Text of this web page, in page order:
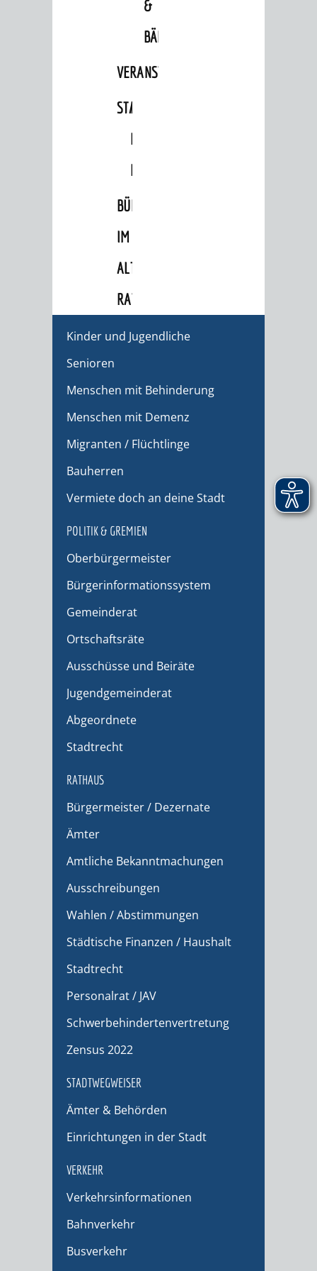
&
BÄDER
VERANSTALTUNGSRÄUME
STADTHALLE
ROLF-
ENGELBRECHT-
HAUS
BÜRGERSAAL
IM
ALTEN
RATHAUS
BERATUNG & ANGEBOTE
Lebenslagen
Kinder und Jugendliche
Senioren
Menschen mit Behinderung
Menschen mit Demenz
Migranten / Flüchtlinge
Bauherren
Vermiete doch an deine Stadt
POLITIK & GREMIEN
Oberbürgermeister
Bürgerinformationssystem
Gemeinderat
Ortschaftsräte
Ausschüsse und Beiräte
Jugendgemeinderat
Abgeordnete
Stadtrecht
RATHAUS
Bürgermeister / Dezernate
Ämter
Amtliche Bekanntmachungen
Ausschreibungen
Wahlen / Abstimmungen
Städtische Finanzen / Haushalt
Stadtrecht
Personalrat / JAV
Schwerbehindertenvertretung
Zensus 2022
STADTWEGWEISER
Ämter & Behörden
Einrichtungen in der Stadt
VERKEHR
Verkehrsinformationen
Bahnverkehr
Busverkehr